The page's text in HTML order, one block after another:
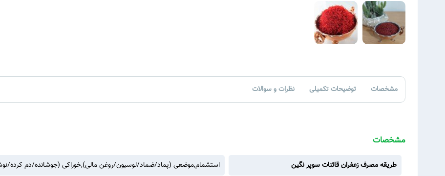
مشخصات توضیحات تکمیلی نظرات و سوالات
مشخصات
طریقه مصرف زعفران قائنات سوپر نگین استشمام,موضعی (پماد/ضماد/لوسیون/روغن مالی),خوراکی (جوشانده/دم کرده/